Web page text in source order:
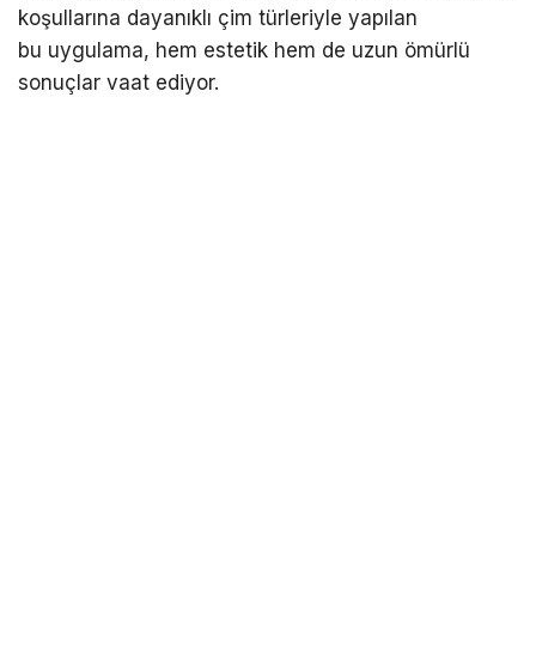
koşullarına dayanıklı çim türleriyle yapılan
bu uygulama, hem estetik hem de uzun ömürlü
sonuçlar vaat ediyor.